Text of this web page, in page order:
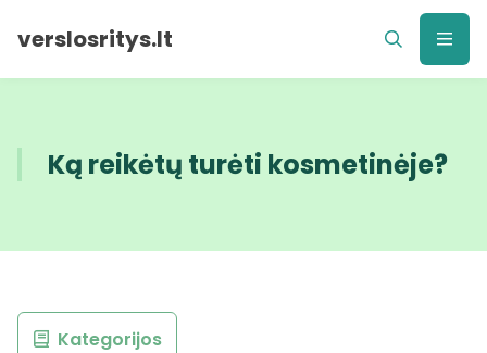
verslosritys.lt
Ką reikėtų turėti kosmetinėje?
Kategorijos